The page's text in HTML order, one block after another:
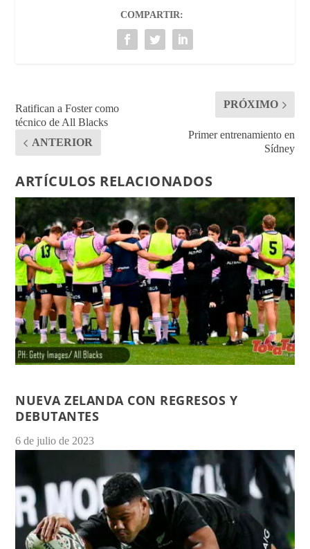
COMPARTIR:
Ratifican a Foster como
técnico de All Blacks
ANTERIOR
PRÓXIMO
Primer entrenamiento en
Sídney
ARTÍCULOS RELACIONADOS
NUEVA ZELANDA CON REGRESOS Y
DEBUTANTES
6 de julio de 2023